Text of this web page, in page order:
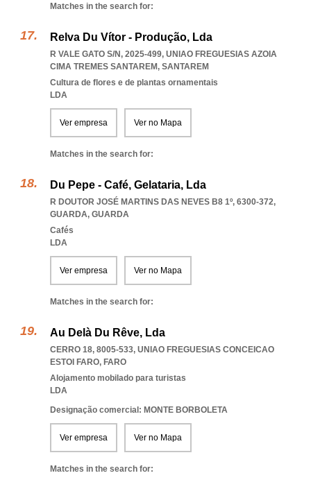
Matches in the search for:
Relva Du Vítor - Produção, Lda
R VALE GATO S/N, 2025-499, UNIAO FREGUESIAS AZOIA
CIMA TREMES SANTAREM, SANTAREM
Cultura de flores e de plantas ornamentais
LDA
Ver empresa Ver no Mapa
Matches in the search for:
Du Pepe - Café, Gelataria, Lda
R DOUTOR JOSÉ MARTINS DAS NEVES B8 1º, 6300-372,
GUARDA, GUARDA
Cafés
LDA
Ver empresa Ver no Mapa
Matches in the search for:
Au Delà Du Rêve, Lda
CERRO 18, 8005-533, UNIAO FREGUESIAS CONCEICAO
ESTOI FARO, FARO
Alojamento mobilado para turistas
LDA
Designação comercial: MONTE BORBOLETA
Ver empresa Ver no Mapa
Matches in the search for: